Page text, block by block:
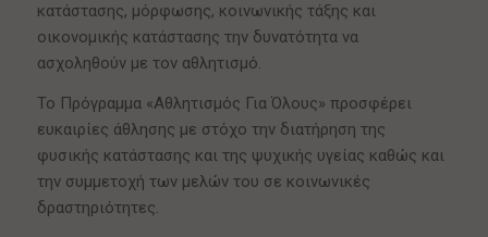
κατάστασης, μόρφωσης, κοινωνικής τάξης και
οικονομικής κατάστασης την δυνατότητα να
ασχοληθούν με τον αθλητισμό.
Το Πρόγραμμα «Αθλητισμός Για Όλους» προσφέρει
ευκαιρίες άθλησης με στόχο την διατήρηση της
φυσικής κατάστασης και της ψυχικής υγείας καθώς και
την συμμετοχή των μελών του σε κοινωνικές
δραστηριότητες.